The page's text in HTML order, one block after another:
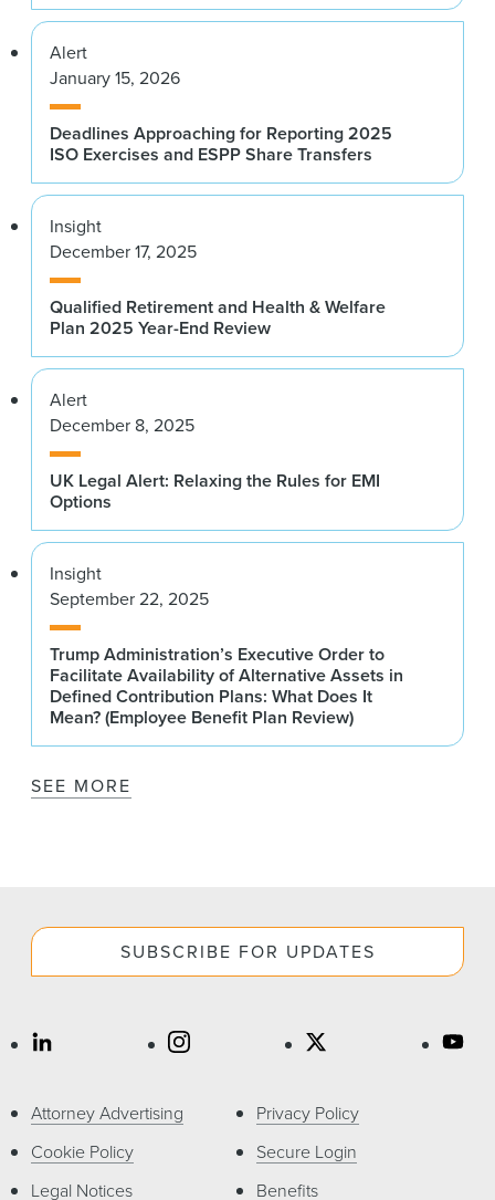
Alert
January 15, 2026
Deadlines Approaching for Reporting 2025
ISO Exercises and ESPP Share Transfers
Insight
December 17, 2025
Qualified Retirement and Health & Welfare
Plan 2025 Year-End Review
Alert
December 8, 2025
UK Legal Alert: Relaxing the Rules for EMI
Options
Insight
September 22, 2025
Trump Administration’s Executive Order to
Facilitate Availability of Alternative Assets in
Defined Contribution Plans: What Does It
Mean? (Employee Benefit Plan Review)
SEE MORE
SUBSCRIBE FOR UPDATES
Attorney Advertising
Cookie Policy
Legal Notices
Privacy Policy
Secure Login
Benefits